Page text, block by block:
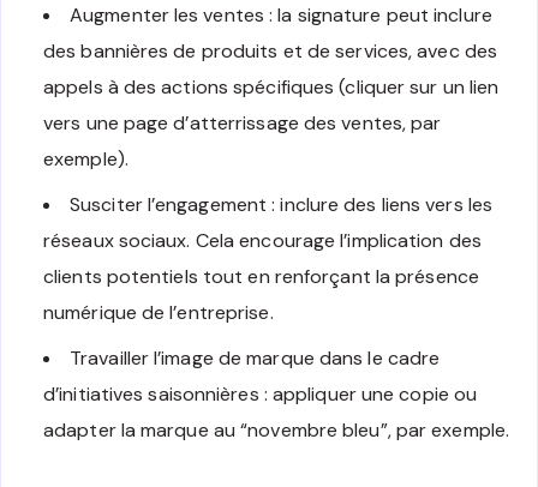
Augmenter les ventes : la signature peut inclure
des bannières de produits et de services, avec des
appels à des actions spécifiques (cliquer sur un lien
vers une page d’atterrissage des ventes, par
exemple).
Susciter l’engagement : inclure des liens vers les
réseaux sociaux. Cela encourage l’implication des
clients potentiels tout en renforçant la présence
numérique de l’entreprise.
Travailler l’image de marque dans le cadre
d’initiatives saisonnières : appliquer une copie ou
adapter la marque au “novembre bleu”, par exemple.